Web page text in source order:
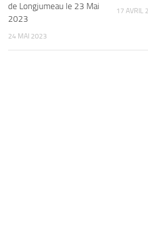
de Longjumeau le 23 Mai
2023
24 MAI 2023
17 AVRIL